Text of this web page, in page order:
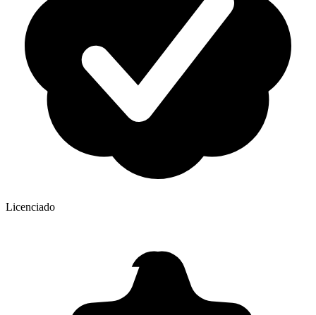
Licenciado